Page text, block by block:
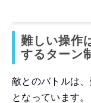
難しい操作
するターン
敵とのバトルは
となっています。